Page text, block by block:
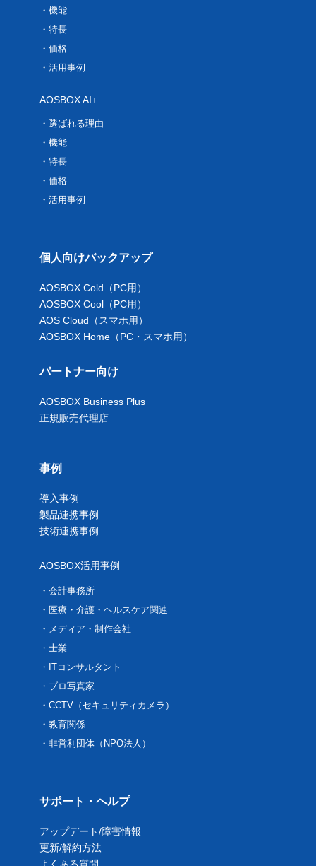
機能
特長
価格
活用事例
AOSBOX AI+
選ばれる理由
機能
特長
価格
活用事例
個人向けバックアップ
AOSBOX Cold（PC用）
AOSBOX Cool（PC用）
AOS Cloud（スマホ用）
AOSBOX Home（PC・スマホ用）
パートナー向け
AOSBOX Business Plus
正規販売代理店
事例
導入事例
製品連携事例
技術連携事例
AOSBOX活用事例
会計事務所
医療・介護・ヘルスケア関連
メディア・制作会社
士業
ITコンサルタント
ブロ写真家
CCTV（セキュリティカメラ）
教育関係
非営利団体（NPO法人）
サポート・ヘルプ
アップデート/障害情報
更新/解約方法